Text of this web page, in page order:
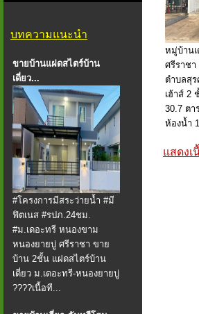
บทความแนะนำ
ขายบ้านแฝดสไตร์บ้าน
เดี่ยว...
#โครงการมีสระว่ายน้ำ #มี
ฟิตเนส #รปภ.24ชม.
#ม.เดอะทรี หนองขาม
หนองยายบู่ ศรีราชา ขาย
บ้าน 2ชั้น แฝดสไตร์บ้าน
เดี่ยว ม.เดอะทรี-หนองยายบู่
????เนื้อที...
หมู่บ้านเ
ศรีราช
ตำบลสุ
เฮ้าส์ 2
30.7 ตา
ห้องน้ำ
แสดงเ